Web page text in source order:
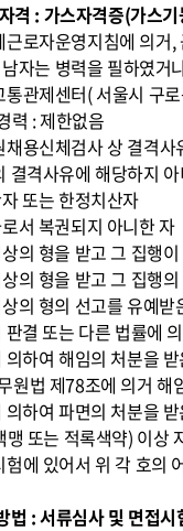
격 : 가스자격증(가스
근로자운영지침에 의거
자는 병력을 필하였거
관제센터( 서울시 구
력 : 제한없음
채용신체검사 상 결격사
결격사유에 해당하지
또는 한정치산자
서 복권되지 아니한 자
의 형을 받고 그 집행
의 형을 받고 그 집행
의 형의 선고를 유예
판결 또는 다른 법률에
의하여 해임의 처분을
원법 제78조에 의거 해
의하여 파면의 처분을
맹 또는 적록색약) 이상
험에 있어서 위 각 호의
법 : 서류심사 및 면접시